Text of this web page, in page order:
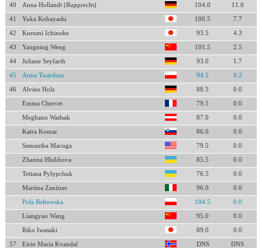
40 Anna Hollandt (Rupprecht) 104.0 11.0
41 Yuka Kobayashi 100.5 7.7
42 Kurumi Ichinohe 93.5 4.3
43 Yangning Weng 101.5 2.5
44 Juliane Seyfarth 93.0 1.7
45 Anna Twardosz 94.5 0.2
46 Alvine Holz 88.5 0.0
Emma Chervet 79.5 0.0
Meghann Wadsak 87.0 0.0
Katra Komar 86.0 0.0
Samantha Macuga 79.5 0.0
Zhanna Hlukhova 85.5 0.0
Tetiana Pylypchuk 76.5 0.0
Martina Zanitzer 96.0 0.0
Pola Bełtowska 104.5 0.0
Liangyao Wang 95.0 0.0
Riko Iwasaki 89.0 0.0
57 Eirin Maria Kvandal DNS DNS